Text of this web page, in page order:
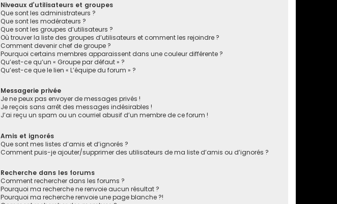
Niveaux d’utilisateurs et groupes
Que sont les administrateurs ?
Que sont les modérateurs ?
Que sont les groupes d’utilisateurs ?
Où trouver la liste des groupes d’utilisateurs et comment les rejoindre ?
Comment devenir chef de groupe ?
Pourquoi certains membres apparaissent dans une couleur différente ?
Qu’est-ce qu’un « Groupe par défaut » ?
Qu’est-ce que le lien « L’équipe du forum » ?
Messagerie privée
Je ne peux pas envoyer de messages privés !
Je reçois sans arrêt des messages indésirables !
J’ai reçu un spam ou un courriel abusif d’un membre de ce forum !
Amis et ignorés
Que sont mes listes d’amis et d’ignorés ?
Comment puis-je ajouter/supprimer des utilisateurs de ma liste d’amis ou d’ignorés ?
Recherche dans les forums
Comment rechercher dans les forums ?
Pourquoi ma recherche ne renvoie aucun résultat ?
Pourquoi ma recherche renvoie une page blanche ?!